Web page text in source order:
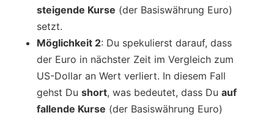
steigende Kurse (der Basiswährung Euro)
setzt.
Möglichkeit 2: Du spekulierst darauf, dass
der Euro in nächster Zeit im Vergleich zum
US-Dollar an Wert verliert. In diesem Fall
gehst Du short, was bedeutet, dass Du auf
fallende Kurse (der Basiswährung Euro)